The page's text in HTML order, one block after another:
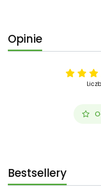
Opinie
Bestsellery